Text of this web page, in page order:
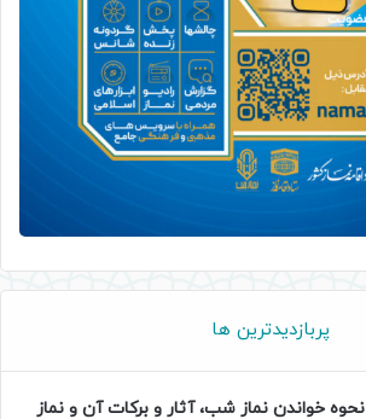
پربازدیدترین ها
نحوه خواندن نماز شب، آثار و برکات آن و نماز